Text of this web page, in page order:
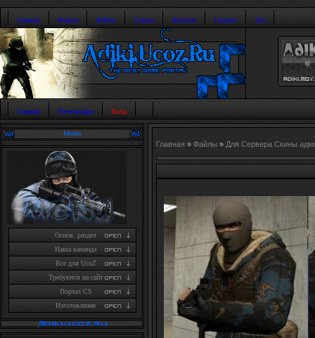
Главная Форум Файлы Статьи Новости Галерея Топ
Главная Регистрация Вход
Меню
Основ. раздел
Наша каманда
Все для UcoZ
Требуются на сайт
Портал CS
Изготовление
Главная » Файлы » Для Сервера Скины